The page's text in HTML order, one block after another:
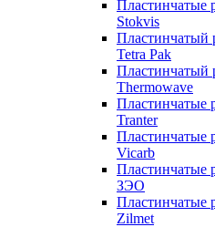
Пластинчатые
Stokvis
Пластинчатый
Tetra Pak
Пластинчатый
Thermowave
Пластинчатые
Tranter
Пластинчатые
Vicarb
Пластинчатые
ЗЭО
Пластинчатые
Zilmet